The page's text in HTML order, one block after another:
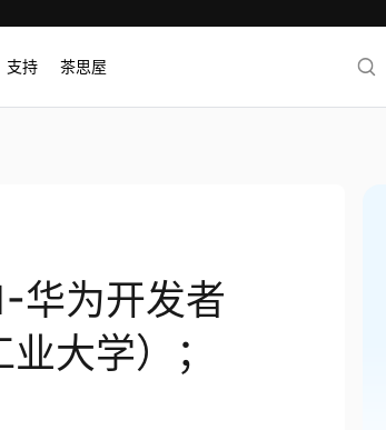
支持 茶思屋
华为开发者
大学）；